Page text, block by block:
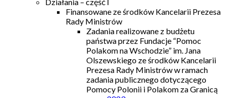
Finansowane ze środków Kancelarii Prezesa
Rady Ministrów
Zadania realizowane z budżetu
państwa przez Fundacje “Pomoc
Polakom na Wschodzie” im. Jana
Olszewskiego ze środków Kancelarii
Prezesa Rady Ministrów w ramach
zadania publicznego dotyczącego
Pomocy Polonii i Polakom za Granicą